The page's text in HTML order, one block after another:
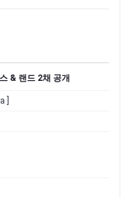
& 랜드 2채 공개
]